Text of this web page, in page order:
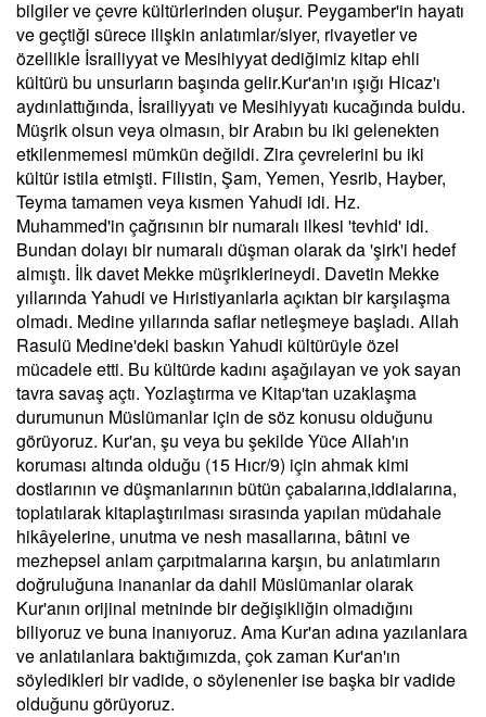
bilgiler ve çevre kültürlerinden oluşur. Peygamber'in hayatı
ve geçtiği sürece ilişkin anlatımlar/siyer, rivayetler ve
özellikle İsrailiyyat ve Mesihiyyat dediğimiz kitap ehli
kültürü bu unsurların başında gelir.Kur'an'ın ışığı Hicaz'ı
aydınlattığında, İsrailiyyatı ve Mesihiyyatı kucağında buldu.
Müşrik olsun veya olmasın, bir Arabın bu iki gelenekten
etkilenmemesi mümkün değildi. Zira çevrelerini bu iki
kültür istila etmişti. Filistin, Şam, Yemen, Yesrib, Hayber,
Teyma tamamen veya kısmen Yahudi idi. Hz.
Muhammed'in çağrısının bir numaralı ilkesi 'tevhid' idi.
Bundan dolayı bir numaralı düşman olarak da 'şirk'i hedef
almıştı. İlk davet Mekke müşriklerineydi. Davetin Mekke
yıllarında Yahudi ve Hıristiyanlarla açıktan bir karşılaşma
olmadı. Medine yıllarında saflar netleşmeye başladı. Allah
Rasulü Medine'deki baskın Yahudi kültürüyle özel
mücadele etti. Bu kültürde kadını aşağılayan ve yok sayan
tavra savaş açtı. Yozlaştırma ve Kitap'tan uzaklaşma
durumunun Müslümanlar için de söz konusu olduğunu
görüyoruz. Kur'an, şu veya bu şekilde Yüce Allah'ın
koruması altında olduğu (15 Hıcr/9) için ahmak kimi
dostlarının ve düşmanlarının bütün çabalarına,iddialarına,
toplatılarak kitaplaştırılması sırasında yapılan müdahale
hikâyelerine, unutma ve nesh masallarına, bâtıni ve
mezhepsel anlam çarpıtmalarına karşın, bu anlatımların
doğruluğuna inananlar da dahil Müslümanlar olarak
Kur'anın orijinal metninde bir değişikliğin olmadığını
biliyoruz ve buna inanıyoruz. Ama Kur'an adına yazılanlara
ve anlatılanlara baktığımızda, çok zaman Kur'an'ın
söyledikleri bir vadide, o söylenenler ise başka bir vadide
olduğunu görüyoruz.